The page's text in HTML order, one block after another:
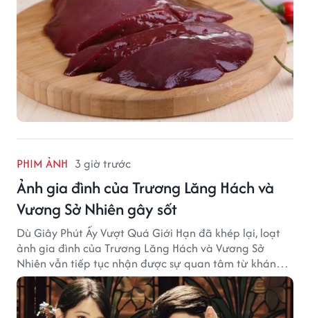
PHIM ẢNH 3 giờ trước
Ảnh gia đình của Trương Lăng Hách và
Vương Sở Nhiên gây sốt
Dù Giây Phút Ấy Vượt Quá Giới Hạn đã khép lại, loạt
ảnh gia đình của Trương Lăng Hách và Vương Sở
Nhiên vẫn tiếp tục nhận được sự quan tâm từ khán
giả.